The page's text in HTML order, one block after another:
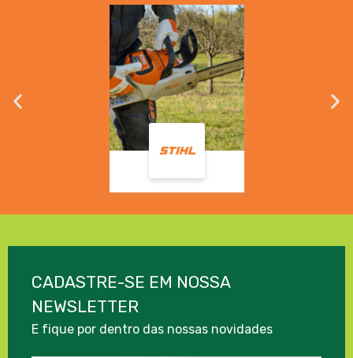
CADASTRE-SE EM NOSSA
NEWSLETTER
E fique por dentro das nossas novidades